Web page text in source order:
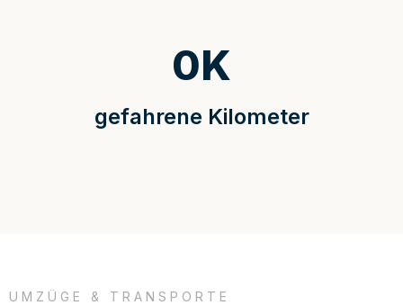
gefahrene Kilometer
0K
UMZÜGE & TRANSPORTE